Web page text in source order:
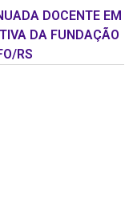
DOCENTE EM
DA FUNDAÇÃO
RS